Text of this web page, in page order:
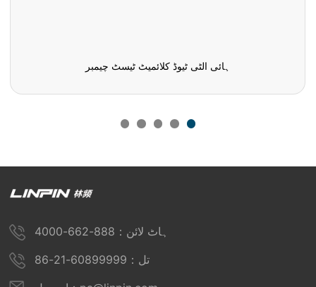
ہائی الٹی ٹیوڈ کلائمیٹ ٹیسٹ چیمبر
ہاٹ لائن：888-662-4000
تل：60899999-21-86